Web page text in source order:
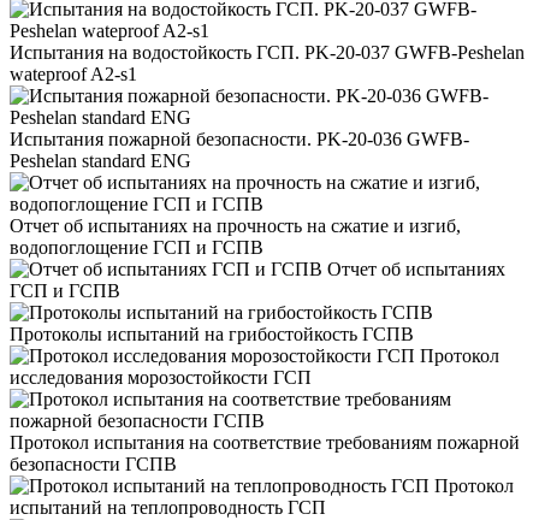
Испытания на водостойкость ГСП. PK-20-037 GWFB-Peshelan
wateproof A2-s1
Испытания пожарной безопасности. PK-20-036 GWFB-
Peshelan standard ENG
Отчет об испытаниях на прочность на сжатие и изгиб,
водопоглощение ГСП и ГСПВ
Отчет об испытаниях
ГСП и ГСПВ
Протоколы испытаний на грибостойкость ГСПВ
Протокол
исследования морозостойкости ГСП
Протокол испытания на соответствие требованиям пожарной
безопасности ГСПВ
Протокол
испытаний на теплопроводность ГСП